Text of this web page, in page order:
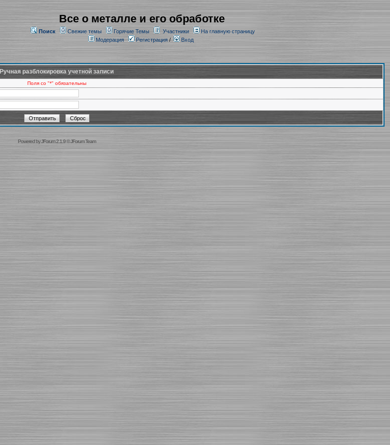
Все о металле и его обработке
Поиск Свежие темы Горячие Темы Участники
На главную страницу
Модерация
Регистрация/ Вход
Ручная разблокировка учетной записи
Поля со "*" обязательны
Powered byJForum 2.1.9©JForum Team